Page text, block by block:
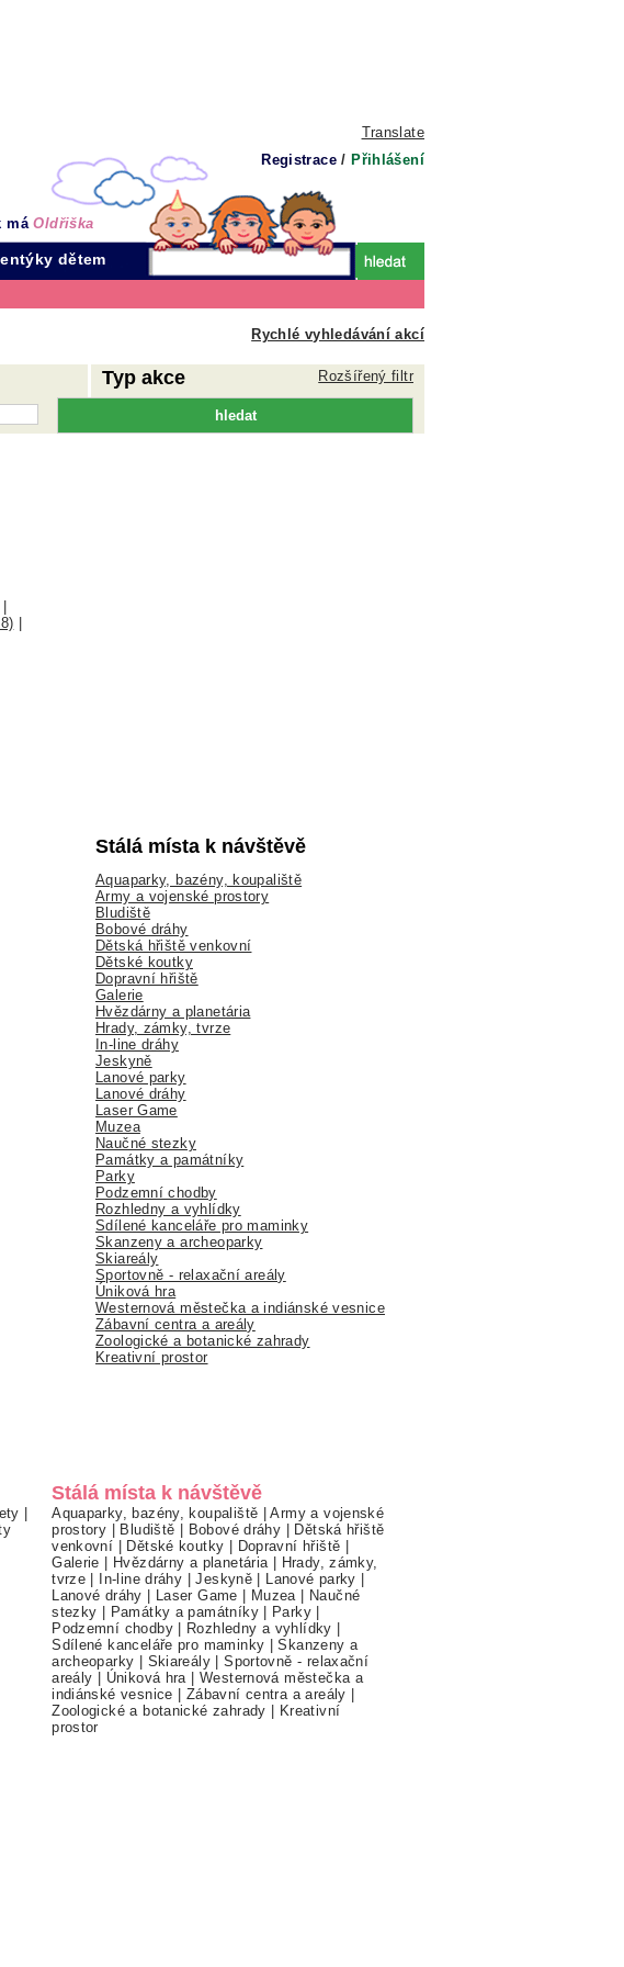
Translate
Registrace / Přihlášení
máOldřiška
dětem
Rychlé vyhledávání akcí
Typ akce Rozšířený filtr
Stálá místa k návštěvě
Aquaparky, bazény, koupaliště
Army a vojenské prostory
Bludiště
Bobové dráhy
Dětská hřiště venkovní
Dětské koutky
Dopravní hřiště
Galerie
Hvězdárny a planetária
Hrady, zámky, tvrze
In-line dráhy
Jeskyně
Lanové parky
Lanové dráhy
Laser Game
Muzea
Naučné stezky
Památky a památníky
Parky
Podzemní chodby
Rozhledny a vyhlídky
Sdílené kanceláře pro maminky
Skanzeny a archeoparky
Skiareály
Sportovně - relaxační areály
Úniková hra
Westernová městečka a indiánské vesnice
Zábavní centra a areály
Zoologické a botanické zahrady
Kreativní prostor
Stálá místa k návštěvě
Aquaparky, bazény, koupaliště |Army a vojenské
prostory
Bludiště Bobové dráhy
Dětská hřiště
venkovní
Dětské koutky Dopravní hřiště
Galerie
Hvězdárny a planetária|
Hrady, zámky,
tvrze
In-line dráhy |Jeskyně Lanové parky
Lanové dráhy
Laser Game Muzea|
Naučné
stezky
Památky a památníky| Parky
Podzemní chodby| Rozhledny a vyhlídky
Sdílené kanceláře pro maminky |Skanzeny a
archeoparky
Skiareály |Sportovně - relaxační
areály
Úniková hra|Westernová městečka a
indiánské vesnice
Zábavní centra a areály
Zoologické a botanické zahrady
Kreativní
prostor